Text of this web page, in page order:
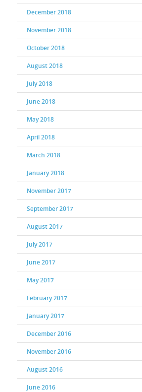
December 2018
November 2018
October 2018
August 2018
July 2018
June 2018
May 2018
April 2018
March 2018
January 2018
November 2017
September 2017
August 2017
July 2017
June 2017
May 2017
February 2017
January 2017
December 2016
November 2016
August 2016
June 2016